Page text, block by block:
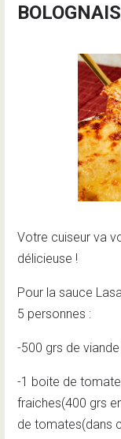
Votre cuiseur va
délicieuse !
Pour la sauce
5 personnes :
-500 grs de
-1 boite de
fraiches(400 grs
de tomates(dans